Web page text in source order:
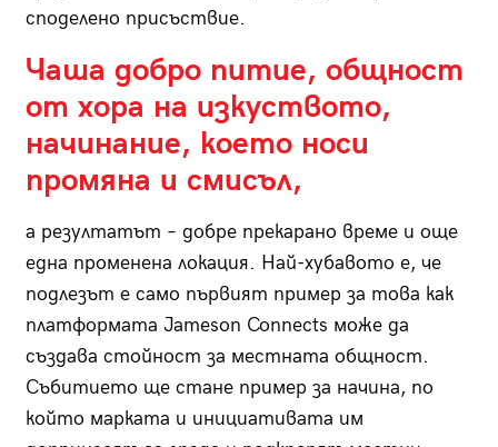
споделено присъствие.
Чаша добро питие, общност
от хора на изкуството,
начинание, което носи
промяна и смисъл,
а резултатът – добре прекарано време и още
една променена локация. Най-хубавото е, че
подлезът е само първият пример за това как
платформата Jameson Connects може да
създава стойност за местната общност.
Събитието ще стане пример за начина, по
който марката и инициативата им